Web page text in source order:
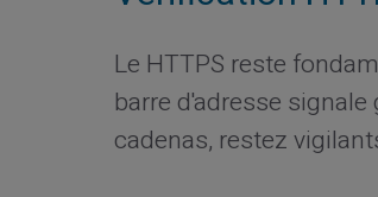
Le HTTPS reste
barre d'adresse
cadenas, restez